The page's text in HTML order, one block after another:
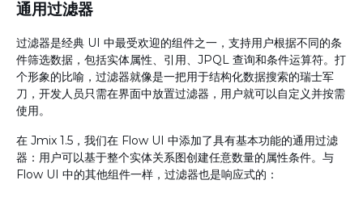
通用过滤器
过滤器是经典 UI 中最受欢迎的组件之一，支持用户根据不同的条
件筛选数据，包括实体属性、引用、JPQL 查询和条件运算符。打
个形象的比喻，过滤器就像是一把用于结构化数据搜索的瑞士军
刀，开发人员只需在界面中放置过滤器，用户就可以自定义并按需
使用。
在 Jmix 1.5，我们在 Flow UI 中添加了具有基本功能的通用过滤
器：用户可以基于整个实体关系图创建任意数量的属性条件。与
Flow UI 中的其他组件一样，过滤器也是响应式的：